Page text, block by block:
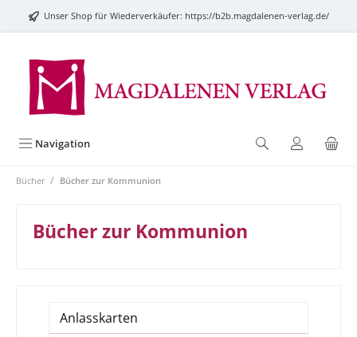
springenUnser Shop für Wiederverkäufer: https://b2b.magdalenen-verlag.de/
Navigation
Bücher / Bücher zur Kommunion
Bücher zur Kommunion
Anlasskarten